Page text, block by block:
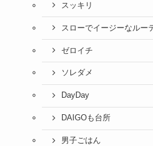
スッキリ
スローでイージーなルー
ゼロイチ
ソレダメ
DayDay
DAIGOも台所
男子ごはん